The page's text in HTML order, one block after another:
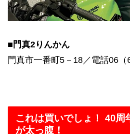
■門真2りんかん
門真市一番町5－18／電話06（
これは買いでしょ！ 40周
が太っ腹！